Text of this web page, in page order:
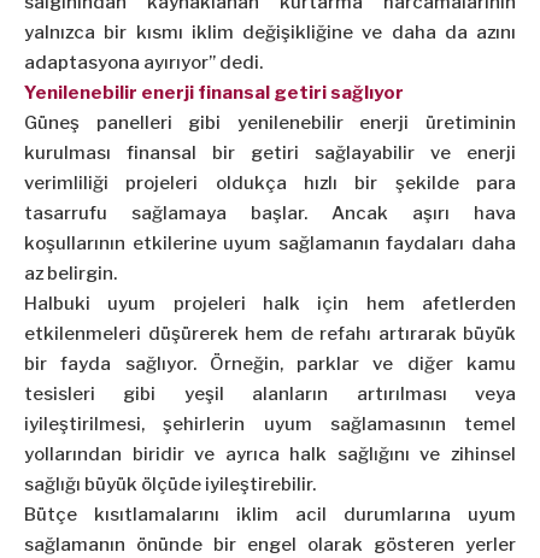
yalnızca bir kısmı iklim değişikliğine ve daha da azını
adaptasyona ayırıyor” dedi.
Yenilenebilir enerji finansal getiri sağlıyor
Güneş panelleri gibi yenilenebilir enerji üretiminin
kurulması finansal bir getiri sağlayabilir ve enerji
verimliliği projeleri oldukça hızlı bir şekilde para
tasarrufu sağlamaya başlar. Ancak aşırı hava
koşullarının etkilerine uyum sağlamanın faydaları daha
az belirgin.
Halbuki uyum projeleri halk için hem afetlerden
etkilenmeleri düşürerek hem de refahı artırarak büyük
bir fayda sağlıyor. Örneğin, parklar ve diğer kamu
tesisleri gibi yeşil alanların artırılması veya
iyileştirilmesi, şehirlerin uyum sağlamasının temel
yollarından biridir ve ayrıca halk sağlığını ve zihinsel
sağlığı büyük ölçüde iyileştirebilir.
Bütçe kısıtlamalarını iklim acil durumlarına uyum
sağlamanın önünde bir engel olarak gösteren yerler